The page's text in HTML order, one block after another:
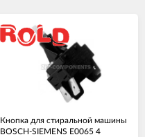
Кнопка для стиральной машины
BOSCH-SIEMENS E0065 4